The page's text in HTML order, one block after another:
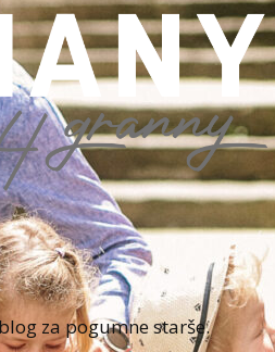
za pogumne starše.